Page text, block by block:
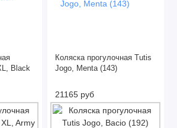
Black
Коляска прогулочная Tutis
Jogo, Menta (143)
21165 руб